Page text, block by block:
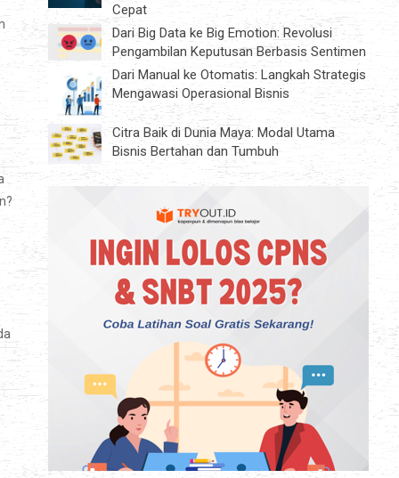
Cepat
Dari Big Data ke Big Emotion: Revolusi
Pengambilan Keputusan Berbasis Sentimen
Dari Manual ke Otomatis: Langkah Strategis
Mengawasi Operasional Bisnis
Citra Baik di Dunia Maya: Modal Utama
Bisnis Bertahan dan Tumbuh